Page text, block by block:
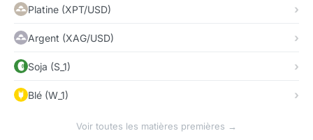
Platine (XPT/USD)
Argent (XAG/USD)
Soja (S_1)
Blé (W_1)
Voir toutes les matières premières →